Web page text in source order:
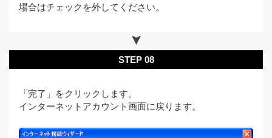
場合はチェックを外してください。
STEP 08
「完了」をクリックします。
インターネットアカウント画面に戻ります。